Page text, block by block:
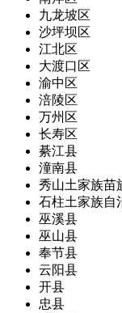
九龙坡区
沙坪坝区
江北区
大渡口区
渝中区
涪陵区
万州区
长寿区
綦江县
潼南县
秀山土家族苗
石柱土家族自
巫溪县
巫山县
奉节县
云阳县
开县
忠县